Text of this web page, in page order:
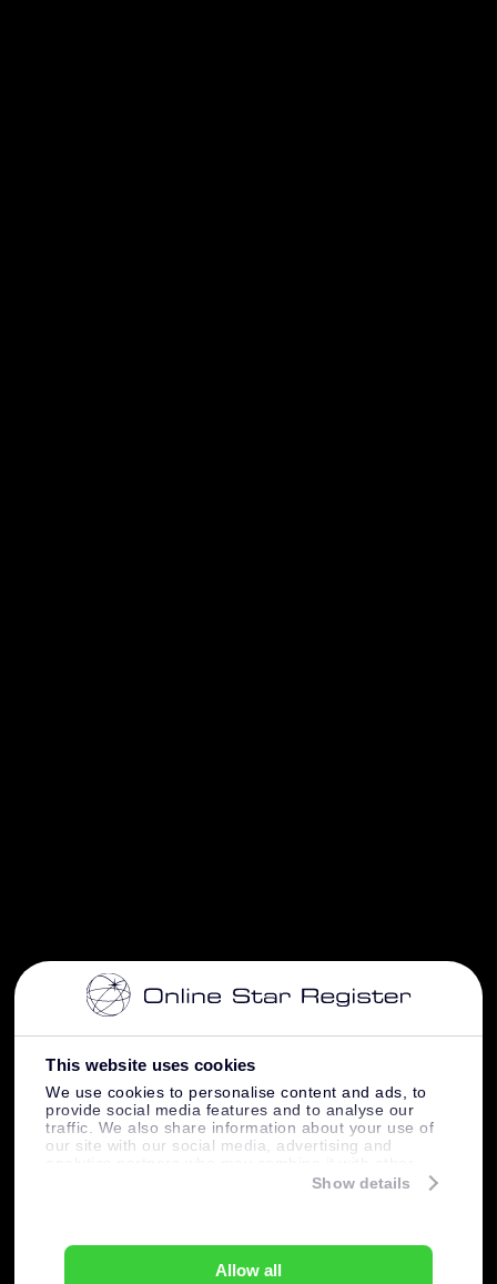
This website uses cookies
We use cookies to personalise content and ads, to
provide social media features and to analyse our
traffic. We also share information about your use of
our site with our social media, advertising and
information that you’ve provided to them or that
Show details
Allow all